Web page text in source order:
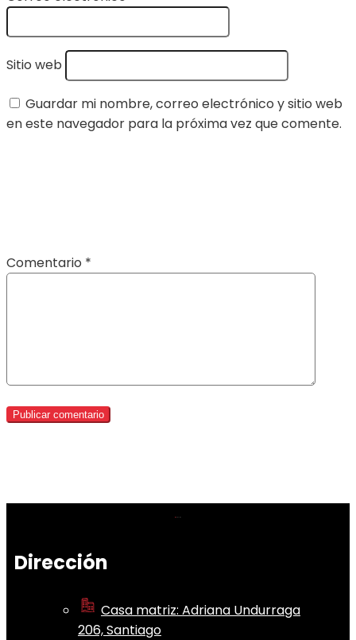
Sitio web
Guardar mi nombre, correo electrónico y sitio web
en este navegador para la próxima vez que comente.
Comentario *
Dirección
Casa matriz: Adriana Undurraga
206, Santiago